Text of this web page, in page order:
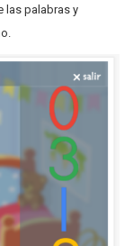
las palabras y